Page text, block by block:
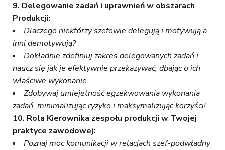
9. Delegowanie zadań i uprawnień w obszarach
Produkcji:
Dlaczego niektórzy szefowie delegują i motywują a
inni demotywują?
Dokładnie zdefiniuj zakres delegowanych zadań i
naucz się jak je efektywnie przekazywać, dbając o ich
właściwe wykonanie.
Zdobywaj umiejętność egzekwowania wykonania
zadań, minimalizując ryzyko i maksymalizując korzyści!
10. Rola Kierownika zespołu produkcji w Twojej
praktyce zawodowej:
Poznaj moc komunikacji w relacjach szef-podwładny